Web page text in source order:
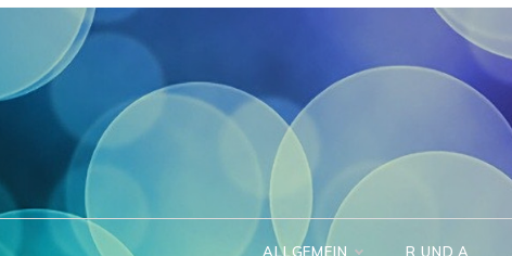
Skip
ALLGEMEIN R UND A